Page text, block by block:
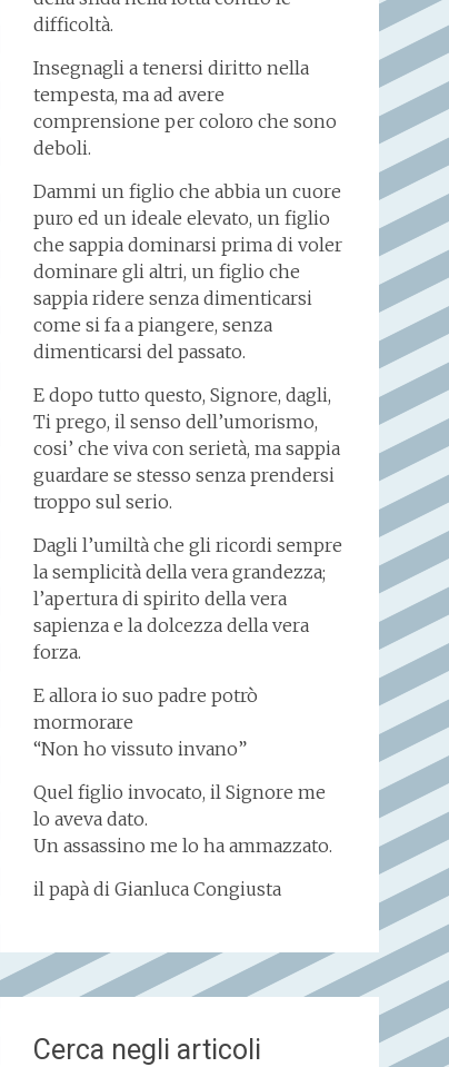
difficoltà.
Insegnagli a tenersi diritto nella
tempesta, ma ad avere
comprensione per coloro che sono
deboli.
Dammi un figlio che abbia un cuore
puro ed un ideale elevato, un figlio
che sappia dominarsi prima di voler
dominare gli altri, un figlio che
sappia ridere senza dimenticarsi
come si fa a piangere, senza
dimenticarsi del passato.
E dopo tutto questo, Signore, dagli,
Ti prego, il senso dell’umorismo,
cosi’ che viva con serietà, ma sappia
guardare se stesso senza prendersi
troppo sul serio.
Dagli l’umiltà che gli ricordi sempre
la semplicità della vera grandezza;
l’apertura di spirito della vera
sapienza e la dolcezza della vera
forza.
E allora io suo padre potrò
mormorare
“Non ho vissuto invano”
Quel figlio invocato, il Signore me
lo aveva dato.
Un assassino me lo ha ammazzato.
il papà di Gianluca Congiusta
Cerca negli articoli